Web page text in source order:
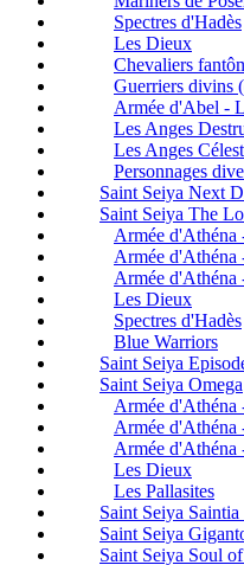
Spectres d'Hadès
Les Dieux
Chevaliers
Guerriers divins
Armée d'Abel -
Les Anges
Les Anges
Personnages
Saint Seiya Next
Saint Seiya The
Armée d'Athéna
Armée d'Athéna
Armée d'Athéna
Les Dieux
Spectres d'Hadès
Blue Warriors
Saint Seiya
Saint Seiya Omega
Armée d'Athéna
Armée d'Athéna
Armée d'Athéna
Les Dieux
Les Pallasites
Saint Seiya Saintia
Saint Seiya
Saint Seiya Soul